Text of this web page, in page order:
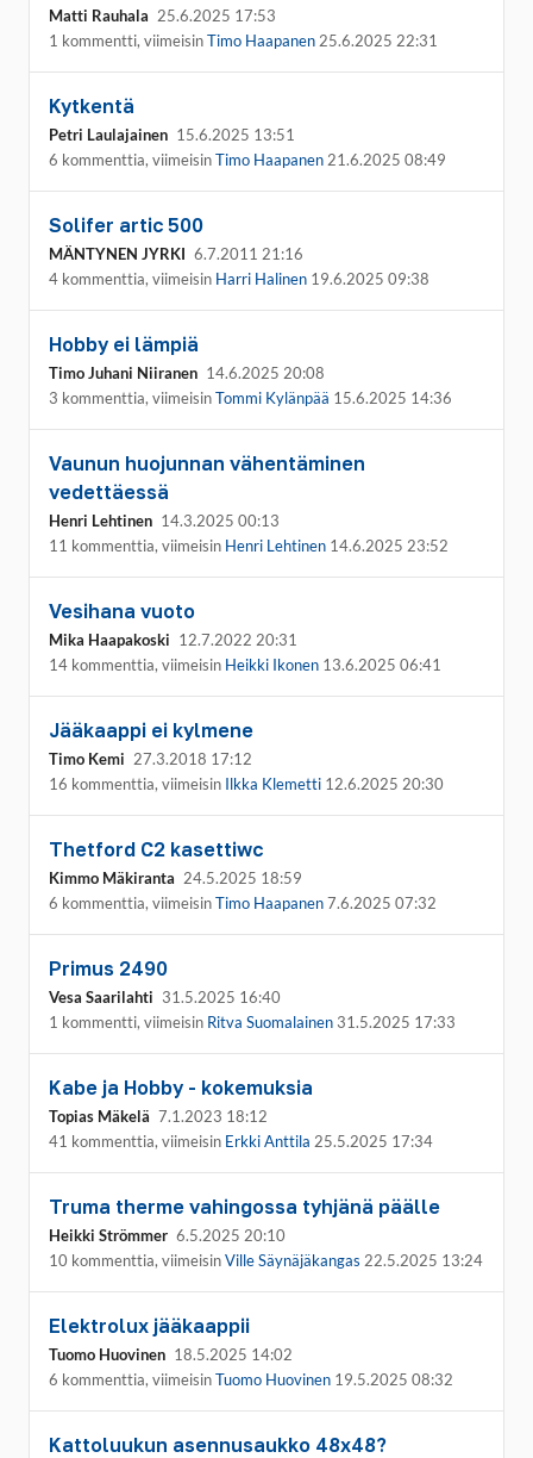
Matti Rauhala 25.6.2025 17:53
1 kommentti, viimeisinTimo Haapanen 25.6.2025 22:31
Kytkentä
Petri Laulajainen 15.6.2025 13:51
6 kommenttia, viimeisinTimo Haapanen 21.6.2025 08:49
Solifer artic 500
MÄNTYNEN JYRKI 6.7.2011 21:16
4 kommenttia, viimeisin Harri Halinen 19.6.2025 09:38
Hobby ei lämpiä
Timo Juhani Niiranen 14.6.2025 20:08
3 kommenttia, viimeisinTommi Kylänpää 15.6.2025 14:36
Vaunun huojunnan vähentäminen
vedettäessä
Henri Lehtinen 14.3.2025 00:13
11 kommenttia, viimeisin Henri Lehtinen 14.6.2025 23:52
Vesihana vuoto
Mika Haapakoski 12.7.2022 20:31
14 kommenttia, viimeisin Heikki Ikonen 13.6.2025 06:41
Jääkaappi ei kylmene
Timo Kemi 27.3.2018 17:12
16 kommenttia, viimeisin Ilkka Klemetti 12.6.2025 20:30
Thetford C2 kasettiwc
Kimmo Mäkiranta 24.5.2025 18:59
6 kommenttia, viimeisinTimo Haapanen7.6.2025 07:32
Primus 2490
Vesa Saarilahti 31.5.2025 16:40
1 kommentti, viimeisin Ritva Suomalainen 31.5.2025 17:33
Kabe ja Hobby - kokemuksia
Topias Mäkelä 7.1.2023 18:12
41 kommenttia, viimeisin Erkki Anttila 25.5.2025 17:34
Truma therme vahingossa tyhjänä päälle
Heikki Strömmer 6.5.2025 20:10
10 kommenttia, viimeisinVille Säynäjäkangas 22.5.2025 13:24
Elektrolux jääkaappii
Tuomo Huovinen 18.5.2025 14:02
6 kommenttia, viimeisinTuomo Huovinen 19.5.2025 08:32
Kattoluukun asennusaukko 48x48?